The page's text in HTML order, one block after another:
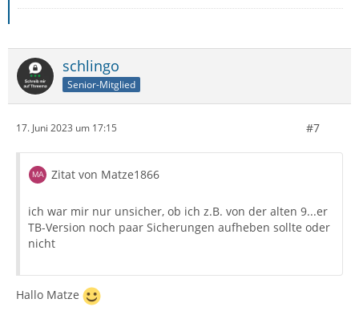
schlingo
Senior-Mitglied
17. Juni 2023 um 17:15 #7
Zitat von Matze1866
ich war mir nur unsicher, ob ich z.B. von der alten 9...er
TB-Version noch paar Sicherungen aufheben sollte oder
nicht
Hallo Matze